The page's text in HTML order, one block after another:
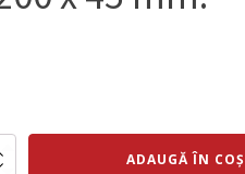
ADAUGĂ ÎN COȘ